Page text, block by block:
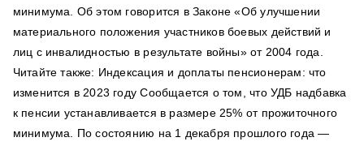
минимума. Об этом говорится в Законе «Об улучшении
материального положения участников боевых действий и
лиц с инвалидностью в результате войны» от 2004 года.
Читайте также: Индексация и доплаты пенсионерам: что
изменится в 2023 году Сообщается о том, что УДБ надбавка
к пенсии устанавливается в размере 25% от прожиточного
минимума. По состоянию на 1 декабря прошлого года —